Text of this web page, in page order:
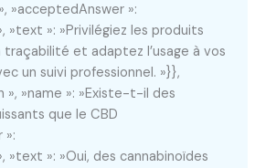
»acceptedAnswer »:
»text »: »Privilégiez les produits
traçabilité et adaptez l’usage à vos
un suivi professionnel. »}},
», »name »: »Existe-t-il des
que le CBD
»:
»text »: »Oui, des cannabinoïdes